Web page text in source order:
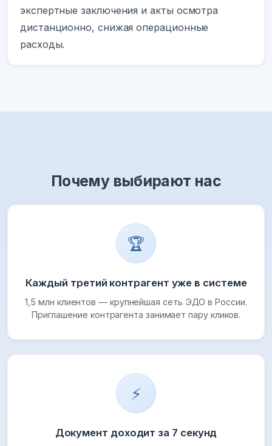
экспертные заключения и акты осмотра
дистанционно, снижая операционные
расходы.
Почему выбирают нас
🏆
Каждый третий контрагент уже в системе
1,5 млн клиентов — крупнейшая сеть ЭДО в России.
Приглашение контрагента занимает пару кликов.
⚡
Документ доходит за 7 секунд